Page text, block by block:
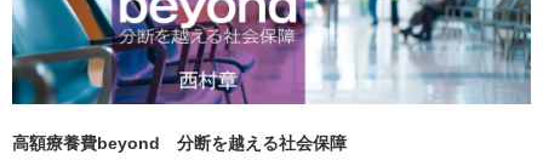
高額療養費beyond 分断を越える社会保障